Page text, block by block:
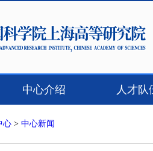
中心介绍 人才队
心 > 中心新闻